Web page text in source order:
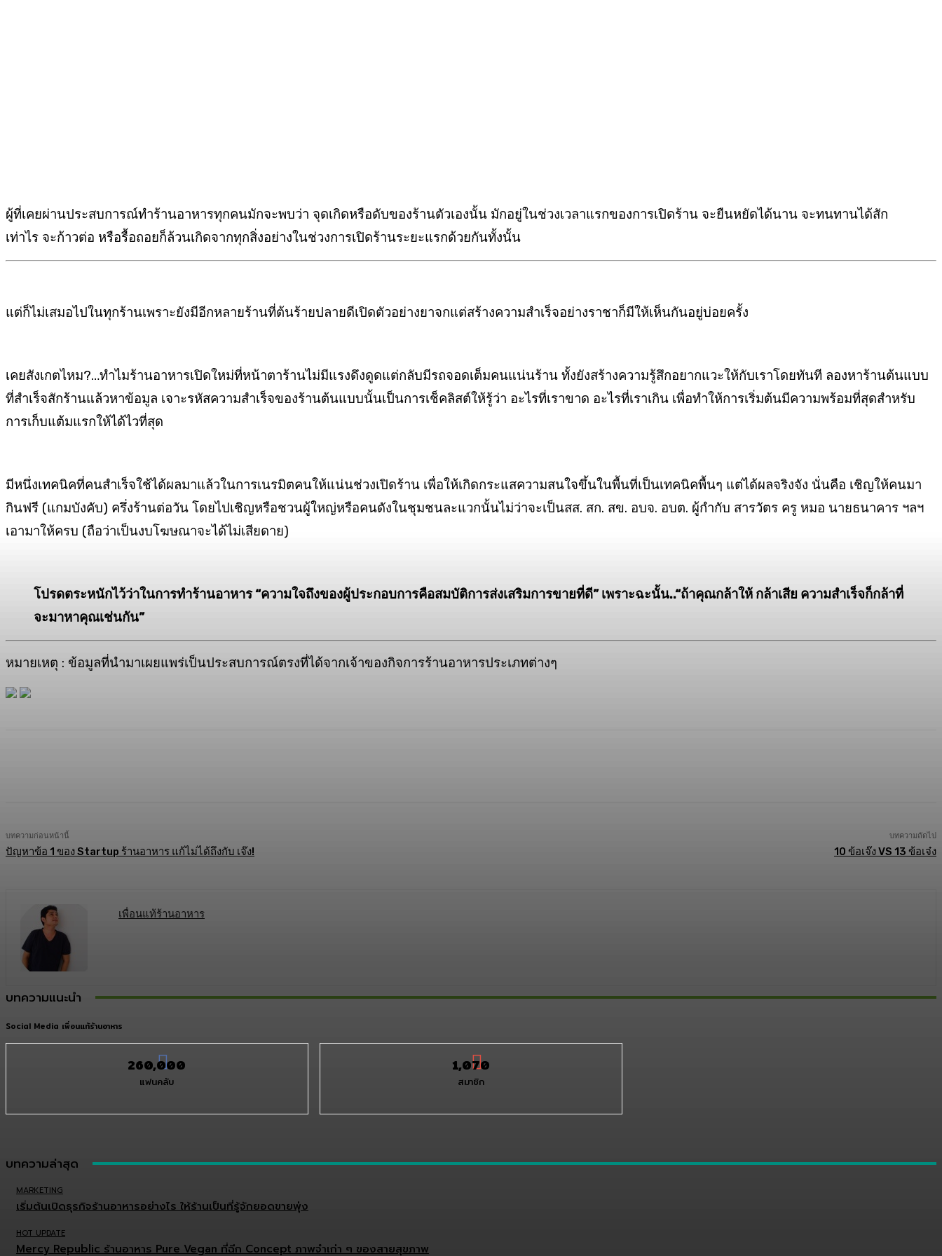
ผู้ที่เคยผ่านประสบการณ์ทำร้านอาหารทุกคนมักจะพบว่า จุดเกิดหรือดับของร้านตัวเองนั้น มักอยู่ในช่วงเวลาแรกของการเปิดร้าน จะยืนหยัดได้นาน จะทนทานได้สัก
เท่าไร จะก้าวต่อ หรือรื้อถอยก็ล้วนเกิดจากทุกสิ่งอย่างในช่วงการเปิดร้านระยะแรกด้วยกันทั้งนั้น
แต่ก็ไม่เสมอไปในทุกร้านเพราะยังมีอีกหลายร้านที่ต้นร้ายปลายดีเปิดตัวอย่างยาจกแต่สร้างความสำเร็จอย่างราชาก็มีให้เห็นกันอยู่บ่อยครั้ง
เคยสังเกตไหม?…ทำไมร้านอาหารเปิดใหม่ที่หน้าตาร้านไม่มีแรงดึงดูดแต่กลับมีรถจอดเต็มคนแน่นร้าน ทั้งยังสร้างความรู้สึกอยากแวะให้กับเราโดยทันที ลองหาร้านต้นแบบ
ที่สำเร็จสักร้านแล้วหาข้อมูล เจาะรหัสความสำเร็จของร้านต้นแบบนั้นเป็นการเช็คลิสต์ให้รู้ว่า อะไรที่เราขาด อะไรที่เราเกิน เพื่อทำให้การเริ่มต้นมีความพร้อมที่สุดสำหรับ
การเก็บแต้มแรกให้ได้ไวที่สุด
มีหนึ่งเทคนิคที่คนสำเร็จใช้ได้ผลมาแล้วในการเนรมิตคนให้แน่นช่วงเปิดร้าน เพื่อให้เกิดกระแสความสนใจขึ้นในพื้นที่เป็นเทคนิคพื้นๆ แต่ได้ผลจริงจัง นั่นคือ เชิญให้คนมา
กินฟรี (แกมบังคับ) ครึ่งร้านต่อวัน โดยไปเชิญหรือชวนผู้ใหญ่หรือคนดังในชุมชนละแวกนั้นไม่ว่าจะเป็นสส. สก. สข. อบจ. อบต. ผู้กำกับ สารวัตร ครู หมอ นายธนาคาร ฯลฯ
เอามาให้ครบ (ถือว่าเป็นงบโฆษณาจะได้ไม่เสียดาย)
โปรดตระหนักไว้ว่าในการทำร้านอาหาร“ความใจถึงของผู้ประกอบการคือสมบัติการส่งเสริมการขายที่ดี”เพราะฉะนั้น..“ถ้าคุณกล้าให้ กล้าเสีย ความสำเร็จก็กล้าที่
จะมาหาคุณเช่นกัน”
หมายเหตุ : ข้อมูลที่นำมาเผยแพร่เป็นประสบการณ์ตรงที่ได้จากเจ้าของกิจการร้านอาหารประเภทต่างๆ
บทความก่อนหน้านี้
ปัญหาข้อ 1 ของ Startup ร้านอาหาร แก้ไม่ได้ถึงกับ เจ๊ง!
บทความถัดไป
10 ข้อเจ๊ง VS 13 ข้อเจ๋ง
เพื่อนแท้ร้านอาหาร
บทความแนะนำ
Social Media เพื่อนแท้ร้านอาหาร
260,000
แฟนคลับ
1,070
สมาชิก
บทความล่าสุด
MARKETING
เริ่มต้นเปิดธุรกิจร้านอาหารอย่างไร ให้ร้านเป็นที่รู้จักยอดขายพุ่ง
HOT UPDATE
Mercy Republic ร้านอาหาร Pure Vegan ที่ฉีก Concept ภาพจำเก่า ๆ ของสายสุขภาพ